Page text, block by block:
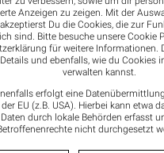
Anzeigen zu zeigen. Mit der
Du die Cookies, die zur
sind. Bitte besuche unsere Cookie
für weitere Informationen.
und ebenfalls, wie du Cookies
verwalten kannst.
erfolgt eine
EU (z.B. USA). Hierbei kann etwa
durch lokale Behörden erfasst
nicht durchgesetzt